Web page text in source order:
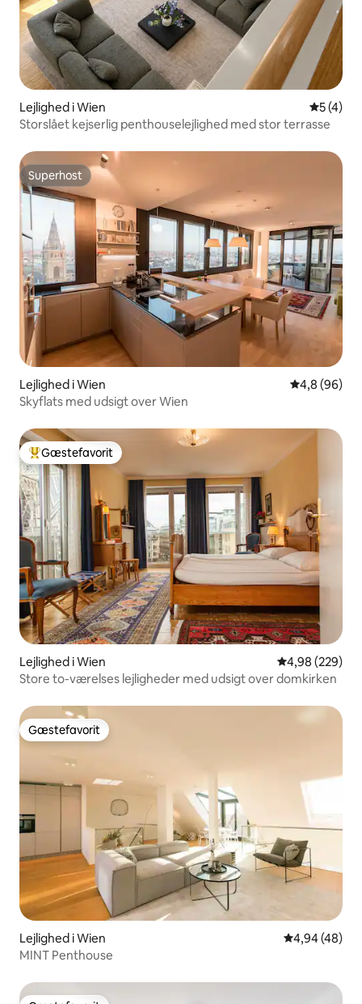
Lejlighed i Wien 5 ud af 5
5 (4)
Storslået kejserlig penthouselejlighed med stor terrasse
Superhost
Superhost
Lejlighed i Wien 4,8 ud af 5 i
4,8 (96)
Skyflats med udsigt over Wien
Bedste gæstefavorit
Gæstefavorit
Lejlighed i Wien 4,98 ud af 5 i
4,98 (229)
Store to-værelses lejligheder med udsigt over domkirken
Gæstefavorit
Gæstefavorit
Lejlighed i Wien 4,94 ud af 5 i
4,94 (48)
MINT Penthouse